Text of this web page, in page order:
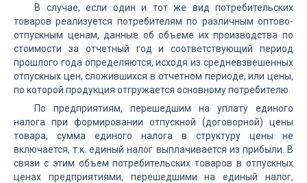
В случае, если один и тот же вид потребительских
товаров реализуется потребителям по различным оптово-
отпускным ценам, данные об объеме их производства по
стоимости за отчетный год и соответствующий период
прошлого года определяются, исходя из средневзвешенных
отпускных цен, сложившихся в отчетном периоде, или цены,
по которой продукция отгружается основному потребителю.
По предприятиям, перешедшим на уплату единого
налога при формировании отпускной (договорной) цены
товара, сумма единого налога в структуру цены не
включается, т.к. единый налог выплачивается из прибыли. В
связи с этим объем потребительских товаров в отпускных
ценах предприятиями, перешедшими на единый налог,